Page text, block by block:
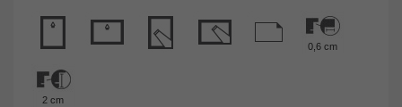
0,6 cm
2 cm